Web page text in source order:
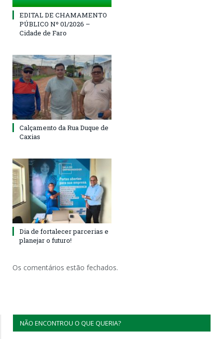
EDITAL DE CHAMAMENTO
PÚBLICO Nº 01/2026 –
Cidade de Faro
Calçamento da Rua Duque de
Caxias
Dia de fortalecer parcerias e
planejar o futuro!
Os comentários estão fechados.
NÃO ENCONTROU O QUE QUERIA?